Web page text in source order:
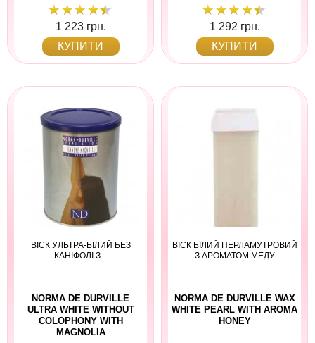
1 223 грн.
КУПИТИ
1 292 грн.
КУПИТИ
ВІСК УЛЬТРА-БІЛИЙ БЕЗ
КАНІФОЛІ З...
NORMA DE DURVILLE
ULTRA WHITE WITHOUT
COLOPHONY WITH
MAGNOLIA
ВІСК БІЛИЙ ПЕРЛАМУТРОВИЙ
З АРОМАТОМ МЕДУ
NORMA DE DURVILLE WAX
WHITE PEARL WITH AROMA
HONEY